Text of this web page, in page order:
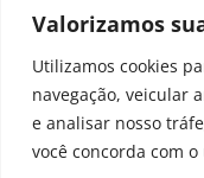
Valorizamos
Utilizamos cookies
navegação, veicular
e analisar nosso
você concorda com o